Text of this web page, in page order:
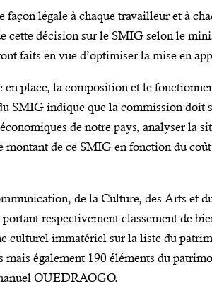
façon légale à chaque travailleur et à
cette décision sur le SMIG selon le
faits en vue d’optimiser la mise en
place, la composition et le
SMIG indique que la commission doit
de notre pays, analyser la
de ce SMIG en fonction du
de la Culture, des Arts et
respectivement classement de
culturel immatériel sur la liste du
mais également 190 éléments du
OUEDRAOGO.